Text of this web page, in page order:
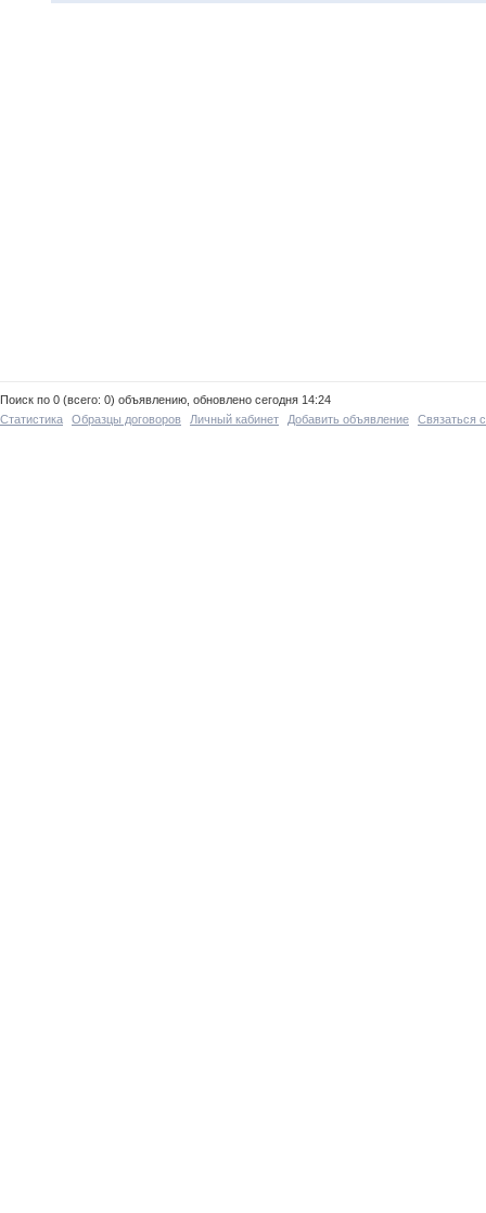
Поиск по 0 (всего: 0) объявлению, обновлено сегодня 14:24
Статистика
Образцы договоров Личный кабинет Добавить объявление Связаться